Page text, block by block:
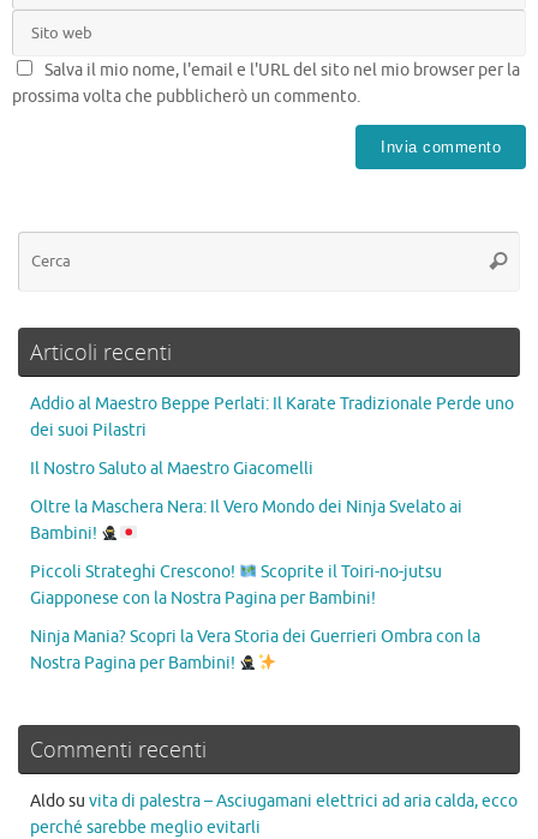
Salva il mio nome, l'email e l'URL del sito nel mio browser per la
prossima volta che pubblicherò un commento.
Articoli recenti
Addio al Maestro Beppe Perlati: Il Karate Tradizionale Perde uno
dei suoi Pilastri
Il Nostro Saluto al Maestro Giacomelli
Oltre la Maschera Nera: Il Vero Mondo dei Ninja Svelato ai
Bambini!
Piccoli Strateghi Crescono!
Scoprite il Toiri-no-jutsu
Giapponese con la Nostra Pagina per Bambini!
Ninja Mania? Scopri la Vera Storia dei Guerrieri Ombra con la
Nostra Pagina per Bambini!
Commenti recenti
Aldosu vita di palestra – Asciugamani elettrici ad aria calda, ecco
perché sarebbe meglio evitarli